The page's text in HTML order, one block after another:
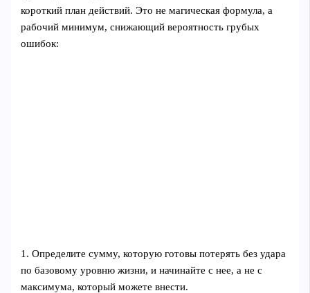
короткий план действий. Это не магическая формула, а
рабочий минимум, снижающий вероятность грубых
ошибок:
1. Определите сумму, которую готовы потерять без удара
по базовому уровню жизни, и начинайте с нее, а не с
максимума, который можете внести.